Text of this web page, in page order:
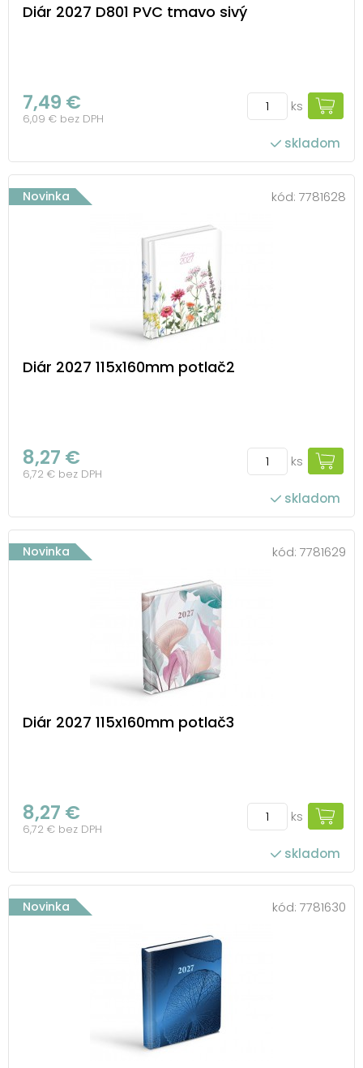
Diár 2027 D801 PVC tmavo sivý
7,49 €
6,09 € bez DPH
ks
skladom
Novinka kód: 7781628
Diár 2027 115x160mm potlač2
8,27 €
6,72 € bez DPH
ks
skladom
Novinka kód: 7781629
Diár 2027 115x160mm potlač3
8,27 €
6,72 € bez DPH
ks
skladom
Novinka kód: 7781630